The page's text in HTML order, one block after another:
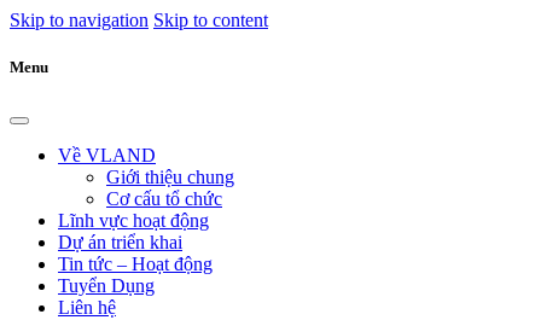
Skip to navigation Skip to content
Menu
Về VLAND
Giới thiệu chung
Cơ cấu tổ chức
Lĩnh vực hoạt động
Dự án triển khai
Tin tức – Hoạt động
Tuyển Dụng
Liên hệ